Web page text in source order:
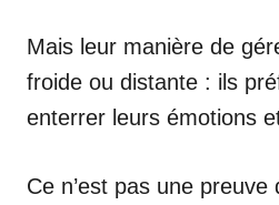
Mais leur manière de
froide ou distante : ils
enterrer leurs émotions
Ce n’est pas une preuve